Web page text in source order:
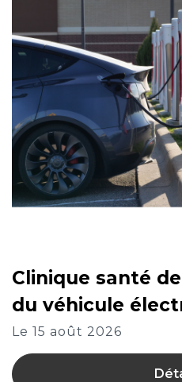
Clinique santé
du véhicule
Le 15 août 2026